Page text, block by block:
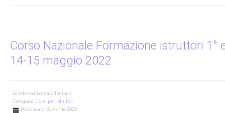
Corso Nazionale Formazione istruttori 1°
14-15 maggio 2022
Scritto da Comitato Tecnico
Categoria:Corsi per istruttori
Pubblicato: 22 Aprile 2022